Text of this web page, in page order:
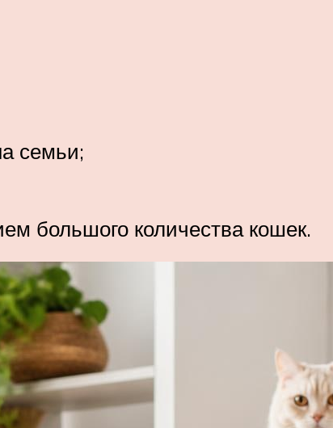
семьи;
большого количества кошек.